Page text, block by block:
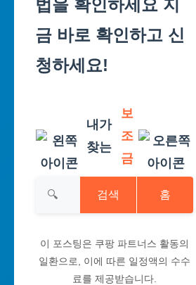
법을 확인하세요 지
금 바로 확인하고 신
청하세요!
내가
찾는
보
조
금
검색 홈
이 포스팅은 쿠팡 파트너스 활동의
일환으로, 이에 따른 일정액의 수수
료를 제공받습니다.